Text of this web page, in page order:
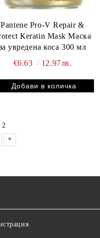
Pantene Pro-V Repair &
Кeratin Mаsk Маска
увредена коса 300 мл
€6.63
12.97лв.
2
»